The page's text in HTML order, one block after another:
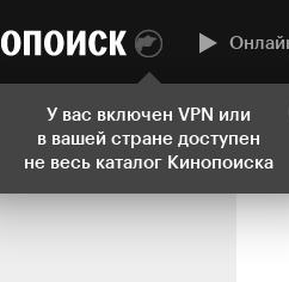
У вас включен VPN или
в вашей стране доступен
не весь каталог Кинопоиска